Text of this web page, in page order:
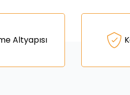
veya görüntülenemiyor.
Altyapısı